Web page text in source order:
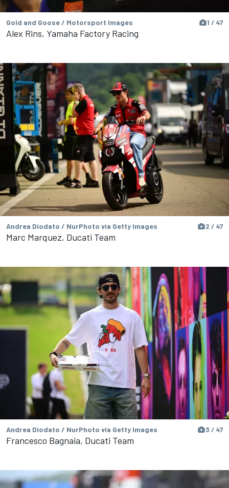
Gold and Goose / Motorsport Images 1 / 47
Alex Rins, Yamaha Factory Racing
Andrea Diodato / NurPhoto via Getty Images 2 / 47
Marc Marquez, Ducati Team
Andrea Diodato / NurPhoto via Getty Images 3 / 47
Francesco Bagnaia, Ducati Team